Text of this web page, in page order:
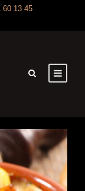
60 13 45